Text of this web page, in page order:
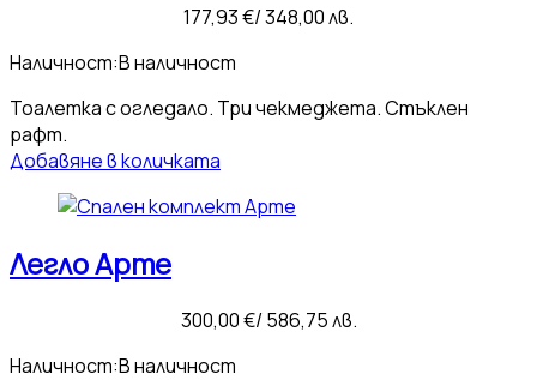
177,93€/ 348,00 лв.
Наличност:В наличност
Тоалетка с огледало. Три чекмеджета. Стъклен
рафт.
Добавяне в количката
Легло Арте
300,00€/ 586,75 лв.
Наличност:В наличност